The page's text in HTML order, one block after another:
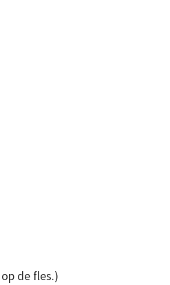
de fles.)